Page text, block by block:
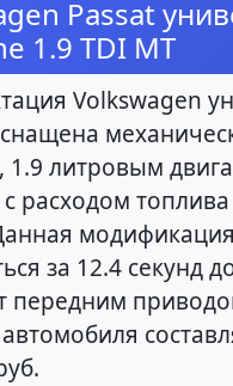
Passat
1.9 TDI MT
Volkswagen
1.9 литровым
с расходом
за 12.4 секунд
передним